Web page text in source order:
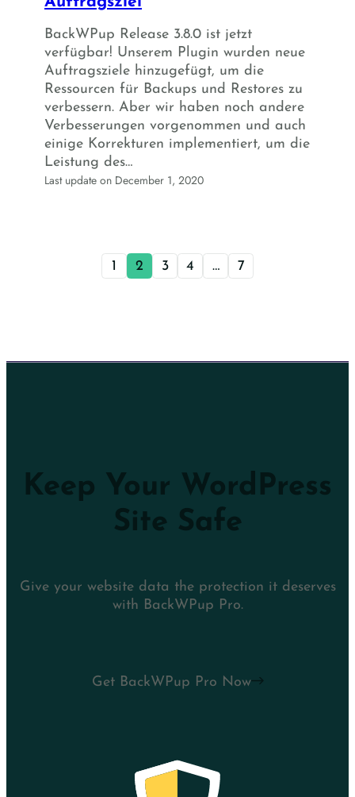
BackWPup Release 3.8.0 ist jetzt
verfügbar! Unserem Plugin wurden neue
Auftragsziele hinzugefügt, um die
Ressourcen für Backups und Restores zu
verbessern. Aber wir haben noch andere
Verbesserungen vorgenommen und auch
einige Korrekturen implementiert, um die
Leistung des…
Last update on December 1, 2020
1 2 3 4 … 7
Keep Your WordPress
Site Safe
Give your website data the protection it deserves
with BackWPup Pro.
Get BackWPup Pro Now